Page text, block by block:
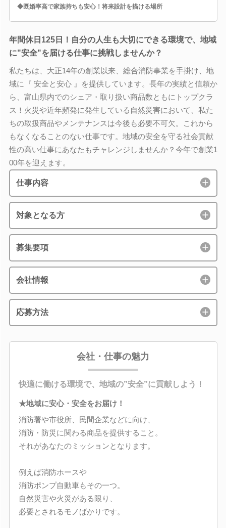
◆既婚率高で家族持ちも安心！将来設計を描ける場所
年間休日125日！自分の人生も大切にできる環境で、地域
に"安全"を届ける仕事に挑戦しませんか？
私たちは、大正14年の創業以来、総合消防事業を手掛け、地
域に『 安全と安心 』を提供しています。長年の実績と信頼か
ら、富山県内でのシェア・取り扱い商品数ともにトップクラ
ス！火災や近年頻発に発生している自然災害において、私た
ちの取扱商品やメンテナンスは今後も必要不可欠。これから
もなくなることのない仕事です。地域の安全を守る社会貢献
性の高い仕事にあなたもチャレンジしませんか？今年で創業1
00年を迎えます。
仕事内容
対象となる方
募集要項
会社情報
応募方法
会社・仕事の魅力
快適に働ける環境で、地域の”安全”に貢献しよう！
★地域に安心・安全をお届け！
消防署や市役所、民間企業などに向け、
消防・防災に関わる商品を提供すること。
それがあなたのミッションとなります。
例えば消防ホースや
消防ポンプ自動車もその一つ。
自然災害や火災がある限り、
必要とされるモノばかりです。